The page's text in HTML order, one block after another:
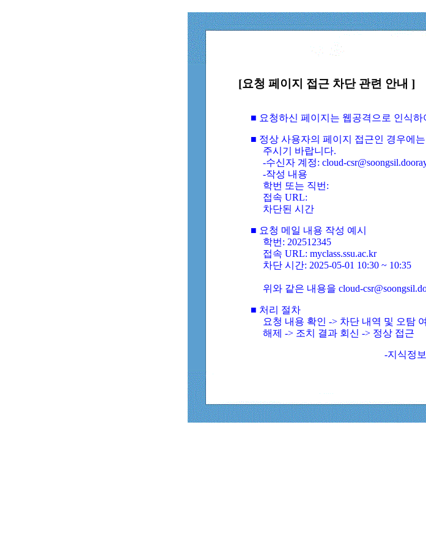
[요청 페이지 접근 차단 관련 안내 ]
■ 요청하신 페이지는 웹공격으로 인식
■ 정상 사용자의 페이지 접근인 경우에
주시기 바랍니다.
-수신자 계정: cloud-
-작성 내용
학번 또는 직번:
접속 URL:
차단된 시간
■ 요청 메일 내용 작성 예시
학번: 202512345
접속 URL: myclass.ssu.ac.kr
차단 시간: 2025-05-01 10:30 ~ 10:35
위와 같은 내용을 cloud-
■ 처리 절차
요청 내용 확인 -> 차단 내역 및 오탐
해제 -> 조치 결과 회신 -> 정상 접근
-지식정